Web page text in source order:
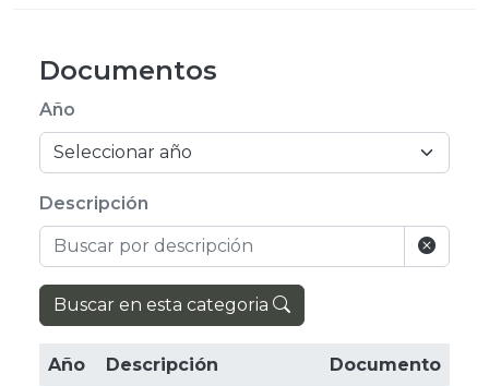
Documentos
Año
Descripción
Buscar en esta categoria
Año Descripción Documento